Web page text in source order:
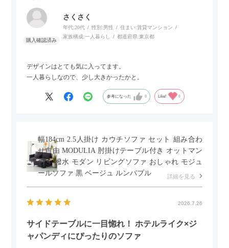
さくさく
年代:20代 性別:男性 住まい:賃貸マンション
家族構成:一人暮らし 都道府県:東京都
デザインはとても気に入ってます。
一人暮らしなので、少し大きかったかと。
参考になった 0 Like! 0
幅184cm 2.5人掛け カウチソファ セット 組み合わ
せ自由 MODULIA 肘掛けテーブル付き オットマン
付き 撥水 モダン リビングソファ おしゃれ モジュ
ールソファ 黒 ベージュ ルンバブル
詳細を見る
2026.7.26
サイドテーブルに一目惚れ！ ホテルライク×ジ
ャパンディにぴったりのソファ